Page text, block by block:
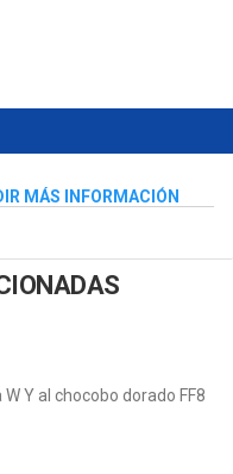
MÁS INFORMACIÓN
Y al chocobo dorado FF8